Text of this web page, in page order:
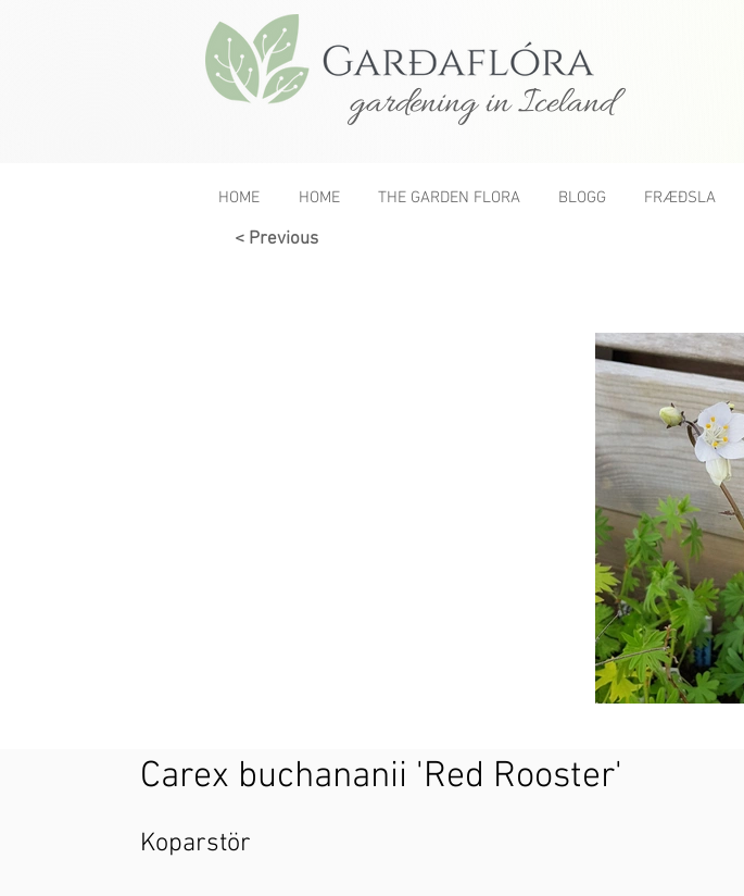
gardening in Iceland
HOME HOME THE GARDEN FLORA BLOGG FRÆÐSLA
< Previous
Carex buchananii 'Red Rooster'
Koparstör